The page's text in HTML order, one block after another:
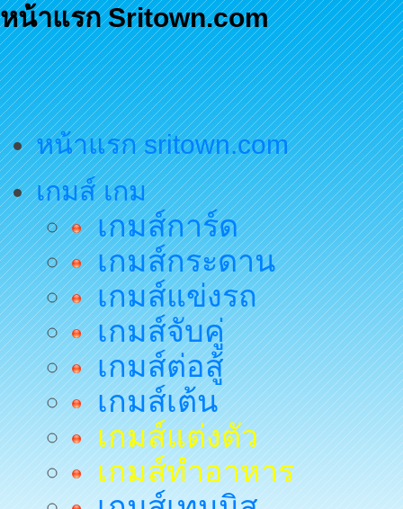
หน้าแรก Sritown.com
หน้าแรก sritown.com
เกมส์ เกม
เกมส์การ์ด
เกมส์กระดาน
เกมส์แข่งรถ
เกมส์จับคู่
เกมส์ต่อสู้
เกมส์เต้น
เกมส์แต่งตัว
เกมส์ทำอาหาร